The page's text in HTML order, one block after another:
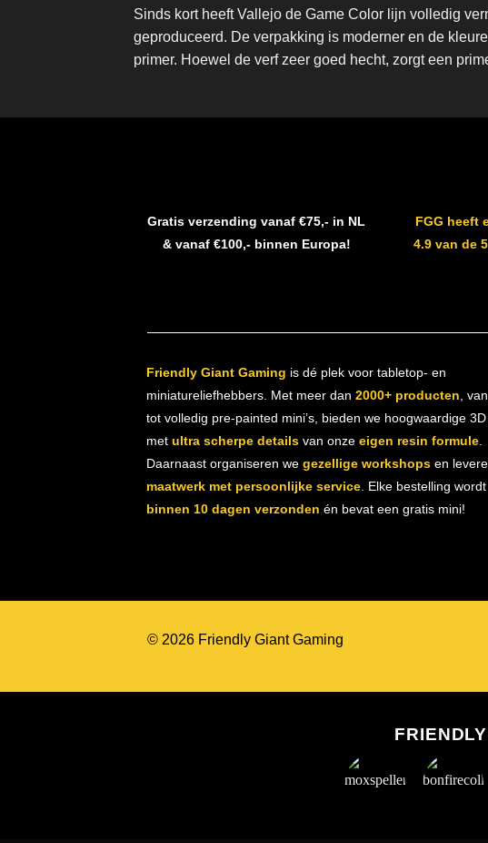
Sinds kort heeft Vallejo de Game Color lijn volledig
geproduceerd. De verpakking is moderner en de
primer. Hoewel de verf zeer goed hecht, zorgt een
Gratis verzending vanaf €75,- in NL
& vanaf €100,- binnen Europa!
FGG heeft
4.9 van de
Friendly Giant Gaming is dé plek voor tabletop- en
miniatureliefhebbers. Met meer dan 2000+ producten,
tot volledig pre-painted mini’s, bieden we hoogwaardige
met ultra scherpe detailsvan onze eigen resin formule.
Daarnaast organiseren we gezellige workshopsen
maatwerk met persoonlijke service. Elke bestelling wordt
binnen 10 dagen verzonden én bevat een gratis mini!
© 2026 Friendly Giant Gaming